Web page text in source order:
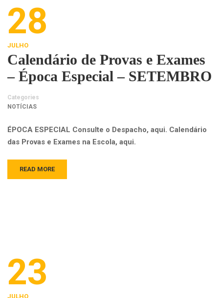
28
JULHO
Calendário de Provas e Exames
– Época Especial – SETEMBRO
Categories
NOTÍCIAS
ÉPOCA ESPECIAL Consulte o Despacho, aqui. Calendário
das Provas e Exames na Escola, aqui.
READ MORE
23
JULHO